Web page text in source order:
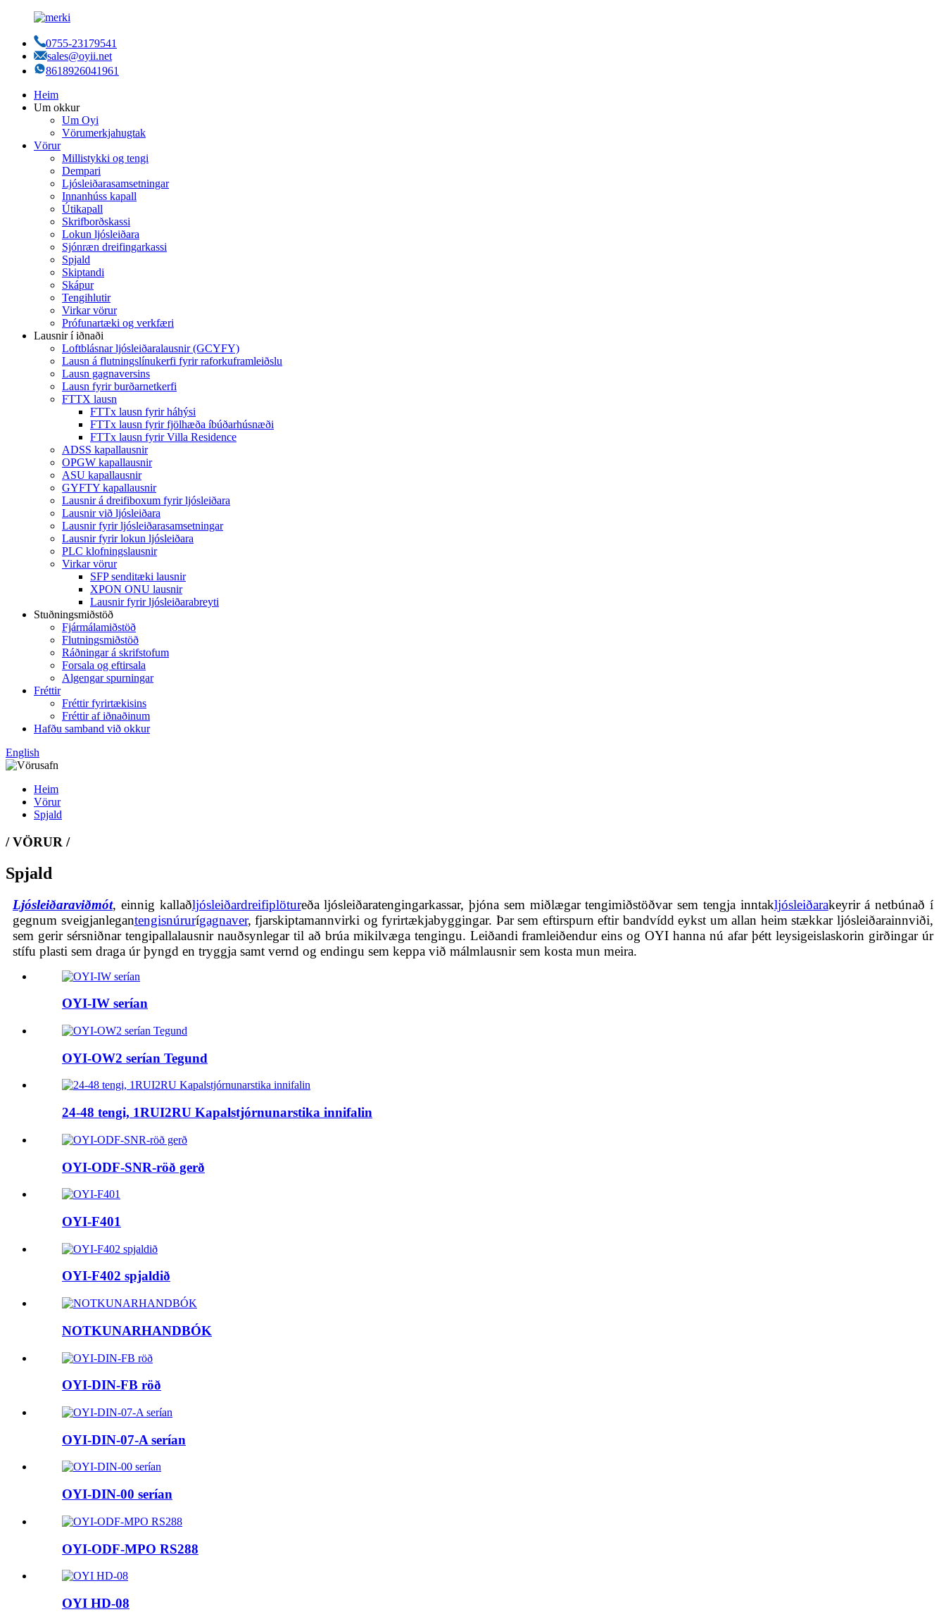
0755-23179541
sales@oyii.net
8618926041961
Heim
Um okkur
Um Oyi
Vörumerkjahugtak
Vörur
Millistykki og tengi
Dempari
Ljósleiðarasamsetningar
Innanhúss kapall
Útikapall
Skrifborðskassi
Lokun ljósleiðara
Sjónræn dreifingarkassi
Spjald
Skiptandi
Skápur
Tengihlutir
Virkar vörur
Prófunartæki og verkfæri
Lausnir í iðnaði
Loftblásnar ljósleiðaralausnir (GCYFY)
Lausn á flutningslínukerfi fyrir raforkuframleiðslu
Lausn gagnaversins
Lausn fyrir burðarnetkerfi
FTTX lausn
FTTx lausn fyrir háhýsi
FTTx lausn fyrir fjölhæða íbúðarhúsnæði
FTTx lausn fyrir Villa Residence
ADSS kapallausnir
OPGW kapallausnir
ASU kapallausnir
GYFTY kapallausnir
Lausnir á dreifiboxum fyrir ljósleiðara
Lausnir við ljósleiðara
Lausnir fyrir ljósleiðarasamsetningar
Lausnir fyrir lokun ljósleiðara
PLC klofningslausnir
Virkar vörur
SFP senditæki lausnir
XPON ONU lausnir
Lausnir fyrir ljósleiðarabreyti
Stuðningsmiðstöð
Fjármálamiðstöð
Flutningsmiðstöð
Ráðningar á skrifstofum
Forsala og eftirsala
Algengar spurningar
Fréttir
Fréttir fyrirtækisins
Fréttir af iðnaðinum
Hafðu samband við okkur
English
Heim
Vörur
Spjald
/ VÖRUR /
Spjald
Ljósleiðaraviðmót, einnig kallaðljósleiðardreifiplötureða ljósleiðaratengingarkassar, þjóna sem miðlægar tengimiðstöðvar sem tengja inntakljósleiðarakeyrir á netbúnað í
gegnum sveigjanlegantengisnúrurígagnaver, fjarskiptamannvirki og fyrirtækjabyggingar. Þar sem eftirspurn eftir bandvídd eykst um allan heim stækkar ljósleiðarainnviði,
sem gerir sérsniðnar tengipallalausnir nauðsynlegar til að brúa mikilvæga tengingu. Leiðandi framleiðendur eins og OYI hanna nú afar þétt leysigeislaskorin girðingar úr
stífu plasti sem draga úr þyngd en tryggja samt vernd og endingu sem keppa við málmlausnir sem kosta mun meira.
OYI-IW serían
OYI-OW2 serían Tegund
24-48 tengi, 1RUI2RU Kapalstjórnunarstika innifalin
OYI-ODF-SNR-röð gerð
OYI-F401
OYI-F402 spjaldið
NOTKUNARHANDBÓK
OYI-DIN-FB röð
OYI-DIN-07-A serían
OYI-DIN-00 serían
OYI-ODF-MPO RS288
OYI HD-08